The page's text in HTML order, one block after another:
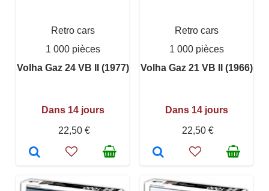
Retro cars
1 000 pièces
Volha Gaz 24 VB II (1977)
Dans 14 jours
22,50 €
Retro cars
1 000 pièces
Volha Gaz 21 VB II (1966)
Dans 14 jours
22,50 €